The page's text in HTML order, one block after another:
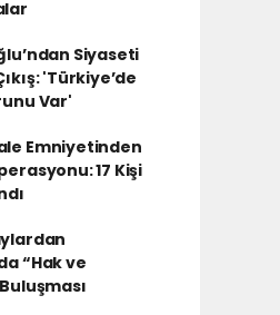
Siyaseti
'Türkiye’de
Var'
Emniyetinden
17 Kişi
“Hak ve